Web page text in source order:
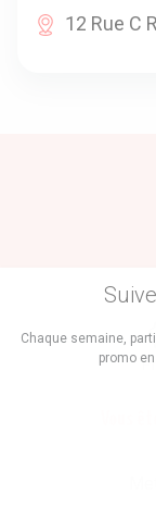
12 Rue C
Chaque semaine,
promo